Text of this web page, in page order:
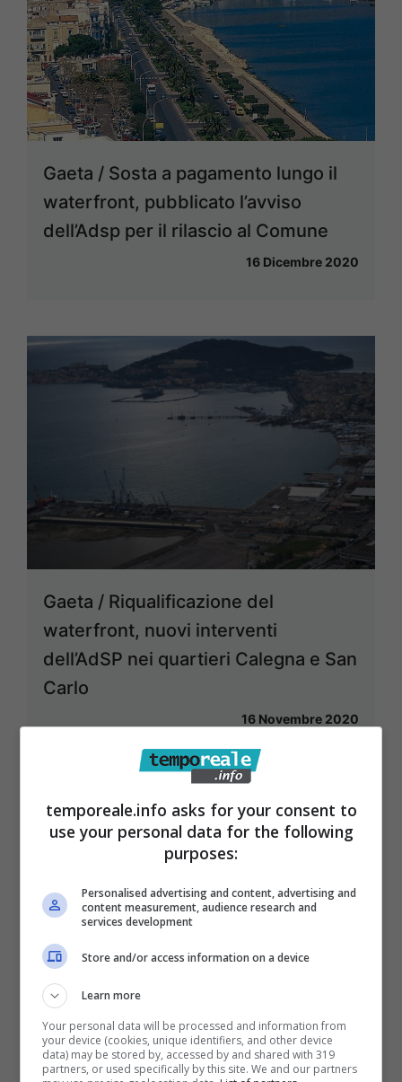
Gaeta / Sosta a pagamento lungo il
waterfront, pubblicato l’avviso
dell’Adsp per il rilascio al Comune
16 Dicembre 2020
Gaeta / Riqualificazione del
waterfront, nuovi interventi
dell’AdSP nei quartieri Calegna e San
Carlo
16 Novembre 2020
Formia / Successo per il convegno
temporeale.info asks for your consent to
use your personal data for the following
purposes:
Personalised advertising and content, advertising and
content measurement, audience research and
services development
Store and/or access information on a device
Learn more
Your personal data will be processed and information from
your device (cookies, unique identifiers, and other device
data) may be stored by, accessed by and shared with 319
partners, or used specifically by this site. We and our partners